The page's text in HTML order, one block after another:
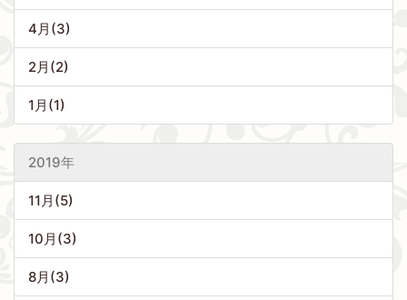
4月(3)
2月(2)
1月(1)
2019年
11月(5)
10月(3)
8月(3)